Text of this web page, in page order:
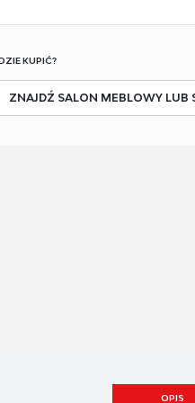
KUPIĆ?
ZNAJDŹ SALON MEBLOWY LUB
OPIS